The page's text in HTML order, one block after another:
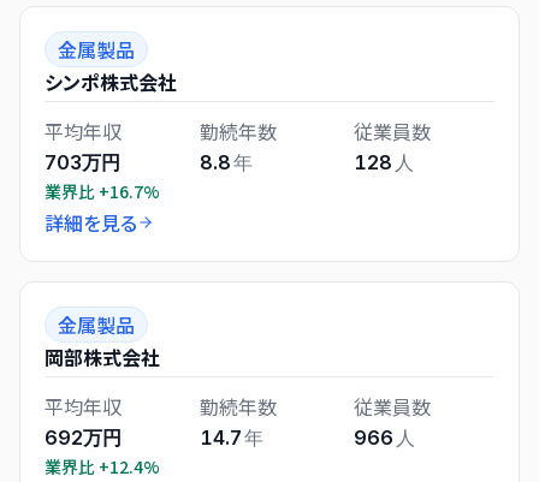
金属製品
シンポ株式会社
平均年収
703万円
業界比 +16.7%
勤続年数
8.8年
従業員数
128 人
詳細を見る
金属製品
岡部株式会社
平均年収
692万円
業界比 +12.4%
勤続年数
14.7年
従業員数
966 人